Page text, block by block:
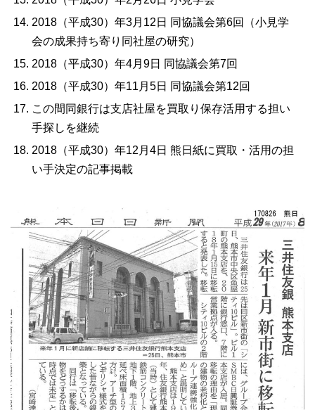
2018（平成30）年3月12日 同協議会第6回（小見学
会の成果持ち寄り同社屋の研究）
2018（平成30）年4月9日 同協議会第7回
2018（平成30）年11月5日 同協議会第12回
この間同銀行は支店社屋を買取り保存活用する担い
手探しを継続
2018（平成30）年12月4日 熊日紙に買取・活用の担
い手決定の記事掲載